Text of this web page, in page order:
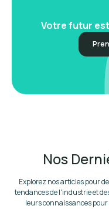
Votre futur
Nos
Explorez nos articles pour
tendances de l'industrie et
leurs connaissances pour